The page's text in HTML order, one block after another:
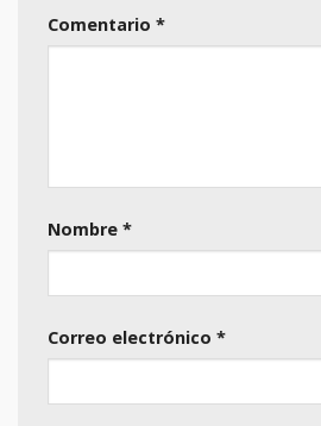
Comentario *
Nombre *
Correo electrónico *